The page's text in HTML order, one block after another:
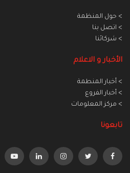
> حول المنظمة
> اتصل بنا
> شركائنا
الأخبار و الاعلام
> أخبار المنطمة
> أخبار الفروع
> مركز المعلومات
تابعونا